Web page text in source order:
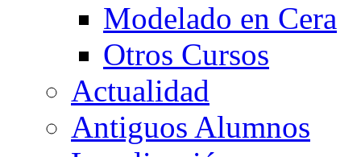
Modelado en Cera
Otros Cursos
Actualidad
Antiguos Alumnos